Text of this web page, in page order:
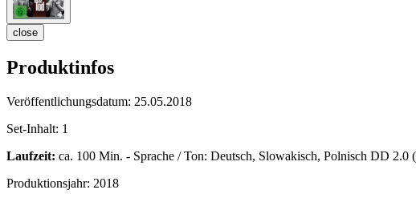
close
Produktinfos
Veröffentlichungsdatum: 25.05.2018
Set-Inhalt: 1
Laufzeit: ca. 100 Min. - Sprache / Ton: Deutsch, Slowakisch, Polnisch DD
Produktionsjahr: 2018